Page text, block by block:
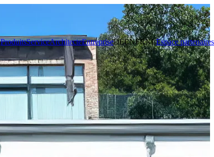
ProduitsServiceArchitecteEntrepriseDEENFRNLEspace partenaires